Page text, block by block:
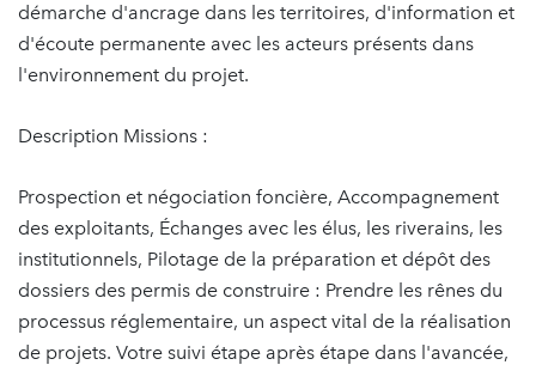
démarche d'ancrage dans les territoires, d'information et
d'écoute permanente avec les acteurs présents dans
l'environnement du projet.
Description Missions :
Prospection et négociation foncière, Accompagnement
des exploitants, Échanges avec les élus, les riverains, les
institutionnels, Pilotage de la préparation et dépôt des
dossiers des permis de construire : Prendre les rênes du
processus réglementaire, un aspect vital de la réalisation
de projets. Votre suivi étape après étape dans l'avancée,